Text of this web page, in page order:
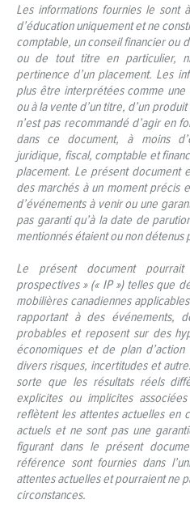
Les informations fournies le sont
d’éducation uniquement et ne
comptable, un conseil financier ou
ou de tout titre en particulier,
pertinence d’un placement. Les
plus être interprétées comme une
ou à la vente d’un titre, d’un
n’est pas recommandé d’agir en
dans ce document, à moins
juridique, fiscal, comptable et
placement. Le présent document
des marchés à un moment précis
d’événements à venir ou une
pas garanti qu’à la date de
mentionnés étaient ou non détenus
Le présent document
prospectives » (« IP ») telles que
mobilières canadiennes
rapportant à des événements,
probables et reposent sur des
économiques et de plan
divers risques, incertitudes et
sorte que les résultats réels
explicites ou implicites
reflètent les attentes actuelles en
actuels et ne sont pas une
figurant dans le présent
référence sont fournies dans
attentes actuelles et pourraient ne
circonstances.